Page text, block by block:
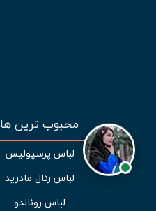
محبوب ترین ها
لباس پرسپولیس
لباس رئال مادرید
لباس رونالدو